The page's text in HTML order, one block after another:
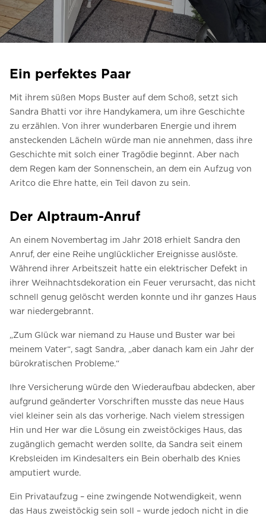
Kontaktieren Sie uns
Preisvoranschlag anfordern
FAQ
Kontaktieren Sie uns
DE
Ein perfektes Paar
Mit ihrem süßen Mops Buster auf dem Schoß, setzt sich
Sandra Bhatti vor ihre Handykamera, um ihre Geschichte
zu erzählen. Von ihrer wunderbaren Energie und ihrem
ansteckenden Lächeln würde man nie annehmen, dass ihre
Geschichte mit solch einer Tragödie beginnt. Aber nach
dem Regen kam der Sonnenschein, an dem ein Aufzug von
Aritco die Ehre hatte, ein Teil davon zu sein.
Der Alptraum-Anruf
An einem Novembertag im Jahr 2018 erhielt Sandra den
Anruf, der eine Reihe unglücklicher Ereignisse auslöste.
Während ihrer Arbeitszeit hatte ein elektrischer Defekt in
ihrer Weihnachtsdekoration ein Feuer verursacht, das nicht
schnell genug gelöscht werden konnte und ihr ganzes Haus
war niedergebrannt.
„Zum Glück war niemand zu Hause und Buster war bei
meinem Vater“, sagt Sandra, „aber danach kam ein Jahr der
bürokratischen Probleme.“
Ihre Versicherung würde den Wiederaufbau abdecken, aber
aufgrund geänderter Vorschriften musste das neue Haus
viel kleiner sein als das vorherige. Nach vielem stressigen
Hin und Her war die Lösung ein zweistöckiges Haus, das
zugänglich gemacht werden sollte, da Sandra seit einem
Krebsleiden im Kindesalters ein Bein oberhalb des Knies
amputiert wurde.
Ein Privataufzug – eine zwingende Notwendigkeit, wenn
das Haus zweistöckig sein soll – wurde jedoch nicht in die